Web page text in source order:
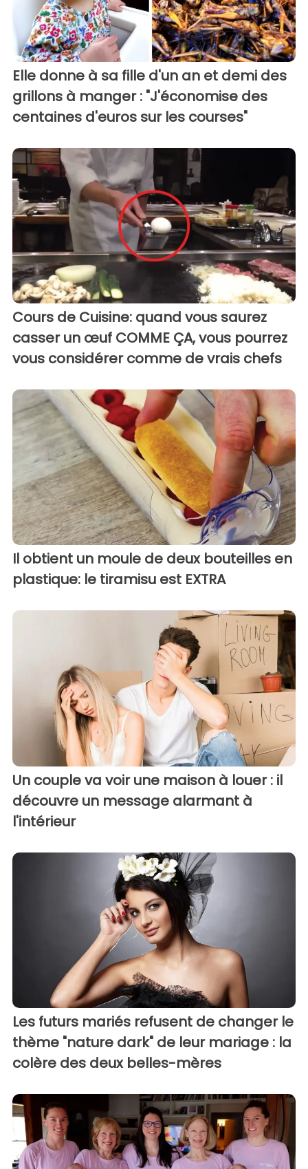
Elle donne à sa fille d'un an et demi des
grillons à manger : "J'économise des
centaines d'euros sur les courses"
Cours de Cuisine: quand vous saurez
casser un œuf COMME ÇA, vous pourrez
vous considérer comme de vrais chefs
Il obtient un moule de deux bouteilles en
plastique: le tiramisu est EXTRA
Un couple va voir une maison à louer : il
découvre un message alarmant à
l'intérieur
Les futurs mariés refusent de changer le
thème "nature dark" de leur mariage : la
colère des deux belles-mères